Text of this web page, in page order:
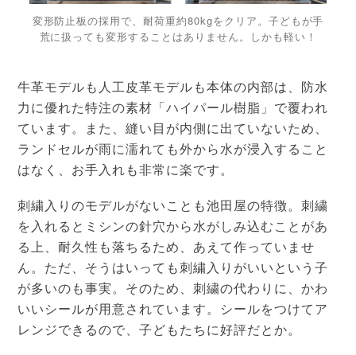
変形防止板の採用で、耐荷重約80kgをクリア。子どもが手
荒に扱っても変形することはありません。しかも軽い！
牛革モデルも人工皮革モデルも本体の内部は、防水
力に優れた特注の素材「ハイパール樹脂」で覆われ
ています。また、縫い目が内側に出ていないため、
ランドセルが雨に濡れても外から水が浸入すること
はなく、お手入れも非常に楽です。
刺繍入りのモデルがないことも池田屋の特徴。刺繍
を入れるとミシンの針穴から水がしみ込むことがあ
る上、耐久性も落ちるため、あえて作っていませ
ん。ただ、そうはいっても刺繍入りがいいという子
が多いのも事実。そのため、刺繍の代わりに、かわ
いいシールが用意されています。シールをつけてア
レンジできるので、子どもたちに好評だとか。